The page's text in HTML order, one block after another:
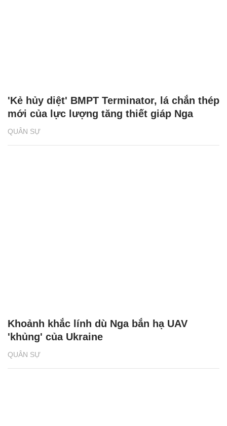
QUÂN SỰ
'Kẻ hủy diệt' BMPT Terminator, lá chắn thép
mới của lực lượng tăng thiết giáp Nga
QUÂN SỰ
Khoảnh khắc lính dù Nga bắn hạ UAV
'khủng' của Ukraine